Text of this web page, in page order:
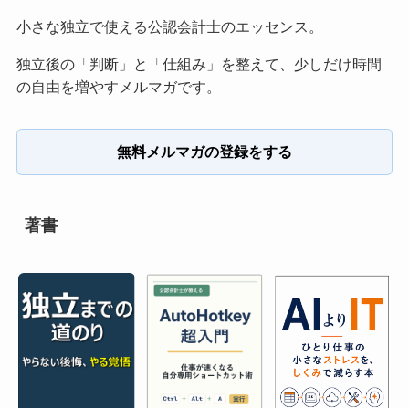
小さな独立で使える公認会計士のエッセンス。
独立後の「判断」と「仕組み」を整えて、少しだけ時間
の自由を増やすメルマガです。
無料メルマガの登録をする
著書